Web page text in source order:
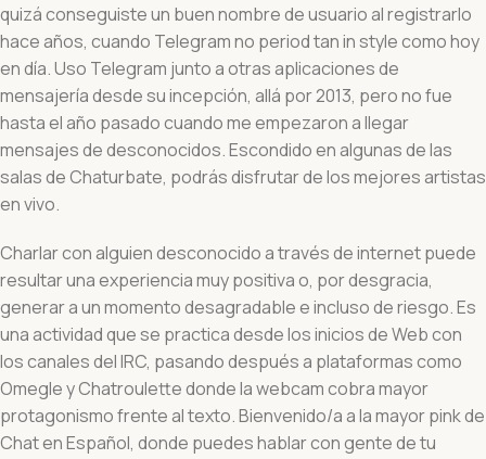
quizá conseguiste un buen nombre de usuario al registrarlo
hace años, cuando Telegram no period tan in style como hoy
en día. Uso Telegram junto a otras aplicaciones de
mensajería desde su incepción, allá por 2013, pero no fue
hasta el año pasado cuando me empezaron a llegar
mensajes de desconocidos. Escondido en algunas de las
salas de Chaturbate, podrás disfrutar de los mejores artistas
en vivo.
Charlar con alguien desconocido a través de internet puede
resultar una experiencia muy positiva o, por desgracia,
generar a un momento desagradable e incluso de riesgo. Es
una actividad que se practica desde los inicios de Web con
los canales del IRC, pasando después a plataformas como
Omegle y Chatroulette donde la webcam cobra mayor
protagonismo frente al texto. Bienvenido/a a la mayor pink de
Chat en Español, donde puedes hablar con gente de tu